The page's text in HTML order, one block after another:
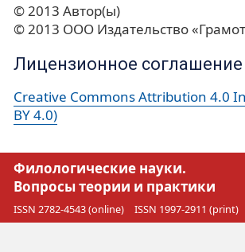
© 2013 Автор(ы)
© 2013 ООО Издательство
Лицензионное соглашение
Creative Commons Attribution 4.0
BY 4.0)
Филологические науки.
Вопросы теории и практики
ISSN 2782-4543 (online) ISSN 1997-2911 (print)